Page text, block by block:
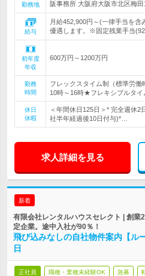
勤務地
阪事務所 大阪府大阪市北区梅田
給与
月給452,900円～(一律手当を
優遇します。※固定残業手当
初年度
年収
600万円～1200万円
勤務
時間
フレックスタイム制（標準労
10時～16時★フレキシブルタ
休日
休暇
＜年間休日125日＞* 完全週休2
社半年経過後10日付与)*…
求人詳細を見る
新着
有限会社レンタルハウスセレクト | 創
定企業。途中入社が90％！
飛び込みなしの自社物件案内【ル
日
正社員 職種・業種未経験OK 急募